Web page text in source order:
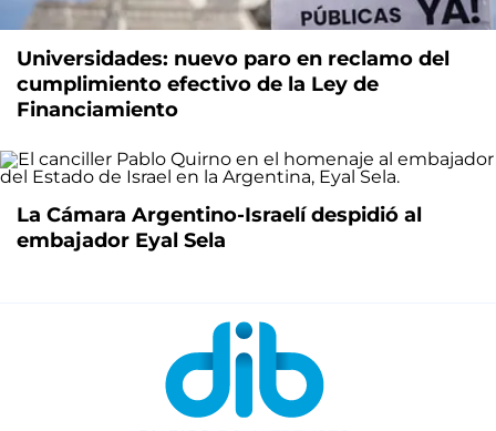
Universidades: nuevo paro en reclamo del
cumplimiento efectivo de la Ley de
Financiamiento
La Cámara Argentino-Israelí despidió al
embajador Eyal Sela